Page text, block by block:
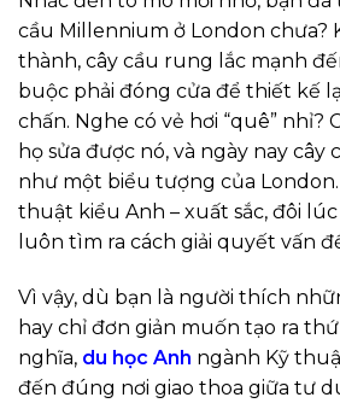
cầu Millennium ở London chưa?
thành, cây cầu rung lắc mạnh
buộc phải đóng cửa để thiết kế
chấn. Nghe có vẻ hơi “quê” nhỉ?
họ sửa được nó, và ngày nay cây
như một biểu tượng của
thuật kiểu Anh – xuất sắc, đôi
luôn tìm ra cách giải quyết vấn
Vì vậy, dù bạn là người thích
hay chỉ đơn giản muốn tạo ra
nghĩa, du học Anh ngành Kỹ
đến đúng nơi giao thoa giữa tư